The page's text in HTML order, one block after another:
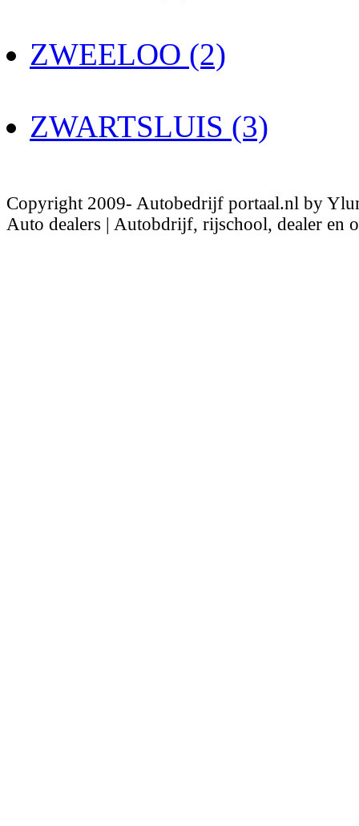
ZWEELOO (2)
ZWARTSLUIS (3)
Copyright 2009- Autobedrijf portaal.nl by
Auto dealers | Autobdrijf, rijschool, dealer en